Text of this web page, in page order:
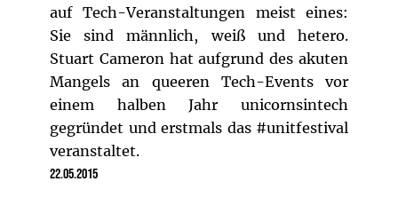
auf Tech-Veranstaltungen meist eines:
Sie sind männlich, weiß und hetero.
Stuart Cameron hat aufgrund des akuten
Mangels an queeren Tech-Events vor
einem halben Jahr unicornsintech
gegründet und erstmals das #unitfestival
veranstaltet.
22.05.2015